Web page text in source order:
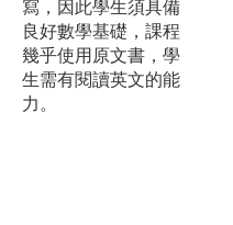
寫，因此學生須具備
良好數學基礎，課程
幾乎使用原文書，學
生需有閱讀英文的能
力。